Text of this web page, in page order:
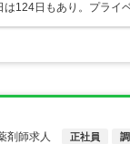
は124日もあり。プライ
剤師求人
正社員